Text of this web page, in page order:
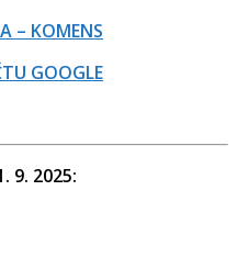
– KOMENS
GOOGLE
9. 2025: